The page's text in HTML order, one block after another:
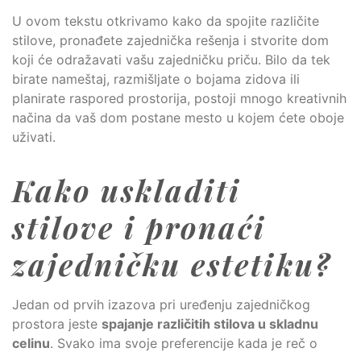
U ovom tekstu otkrivamo kako da spojite različite
stilove, pronađete zajednička rešenja i stvorite dom
koji će odražavati vašu zajedničku priču. Bilo da tek
birate nameštaj, razmišljate o bojama zidova ili
planirate raspored prostorija, postoji mnogo kreativnih
načina da vaš dom postane mesto u kojem ćete oboje
uživati.
Kako uskladiti
stilove i pronaći
zajedničku estetiku?
Jedan od prvih izazova pri uređenju zajedničkog
prostora jeste spajanje različitih stilova u skladnu
celinu. Svako ima svoje preferencije kada je reč o